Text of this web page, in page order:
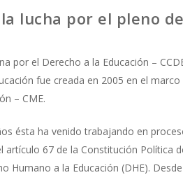
la lucha por el pleno
por el Derecho a la Educación –
fue creada en 2005 en el
– CME.
ésta ha venido trabajando en
artículo 67 de la Constitución Política
Humano a la Educación (DHE).